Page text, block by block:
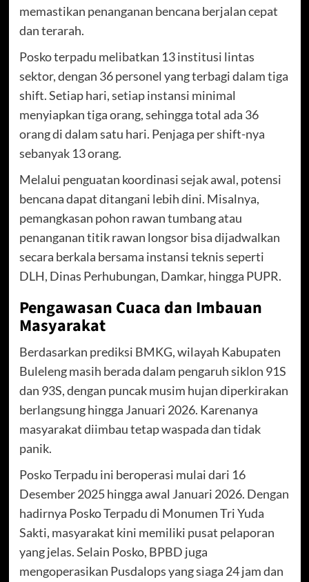
memastikan penanganan bencana berjalan cepat
dan terarah.
Posko terpadu melibatkan 13 institusi lintas
sektor, dengan 36 personel yang terbagi dalam tiga
shift. Setiap hari, setiap instansi minimal
menyiapkan tiga orang, sehingga total ada 36
orang di dalam satu hari. Penjaga per shift-nya
sebanyak 13 orang.
Melalui penguatan koordinasi sejak awal, potensi
bencana dapat ditangani lebih dini. Misalnya,
pemangkasan pohon rawan tumbang atau
penanganan titik rawan longsor bisa dijadwalkan
secara berkala bersama instansi teknis seperti
DLH, Dinas Perhubungan, Damkar, hingga PUPR.
Pengawasan Cuaca dan Imbauan
Masyarakat
Berdasarkan prediksi BMKG, wilayah Kabupaten
Buleleng masih berada dalam pengaruh siklon 91S
dan 93S, dengan puncak musim hujan diperkirakan
berlangsung hingga Januari 2026. Karenanya
masyarakat diimbau tetap waspada dan tidak
panik.
Posko Terpadu ini beroperasi mulai dari 16
Desember 2025 hingga awal Januari 2026. Dengan
hadirnya Posko Terpadu di Monumen Tri Yuda
Sakti, masyarakat kini memiliki pusat pelaporan
yang jelas. Selain Posko, BPBD juga
mengoperasikan Pusdalops yang siaga 24 jam dan